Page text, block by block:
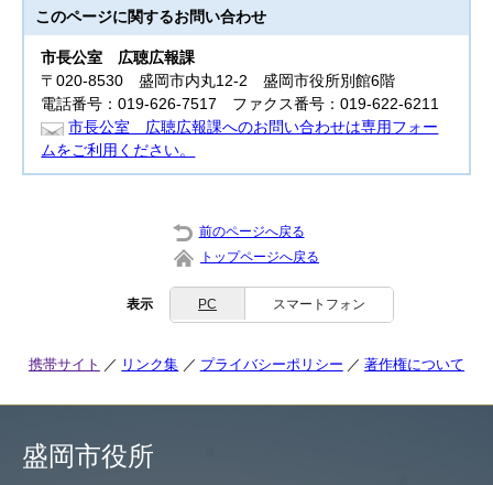
このページに関するお問い合わせ
市長公室 広聴広報課
〒020-8530 盛岡市内丸12-2 盛岡市役所別館6階
電話番号：019-626-7517 ファクス番号：019-622-6211
市長公室 広聴広報課へのお問い合わせは専用フォー
ムをご利用ください。
前のページへ戻る
トップページへ戻る
表示 PC スマートフォン
携帯サイト リンク集 プライバシーポリシー 著作権について
盛岡市役所